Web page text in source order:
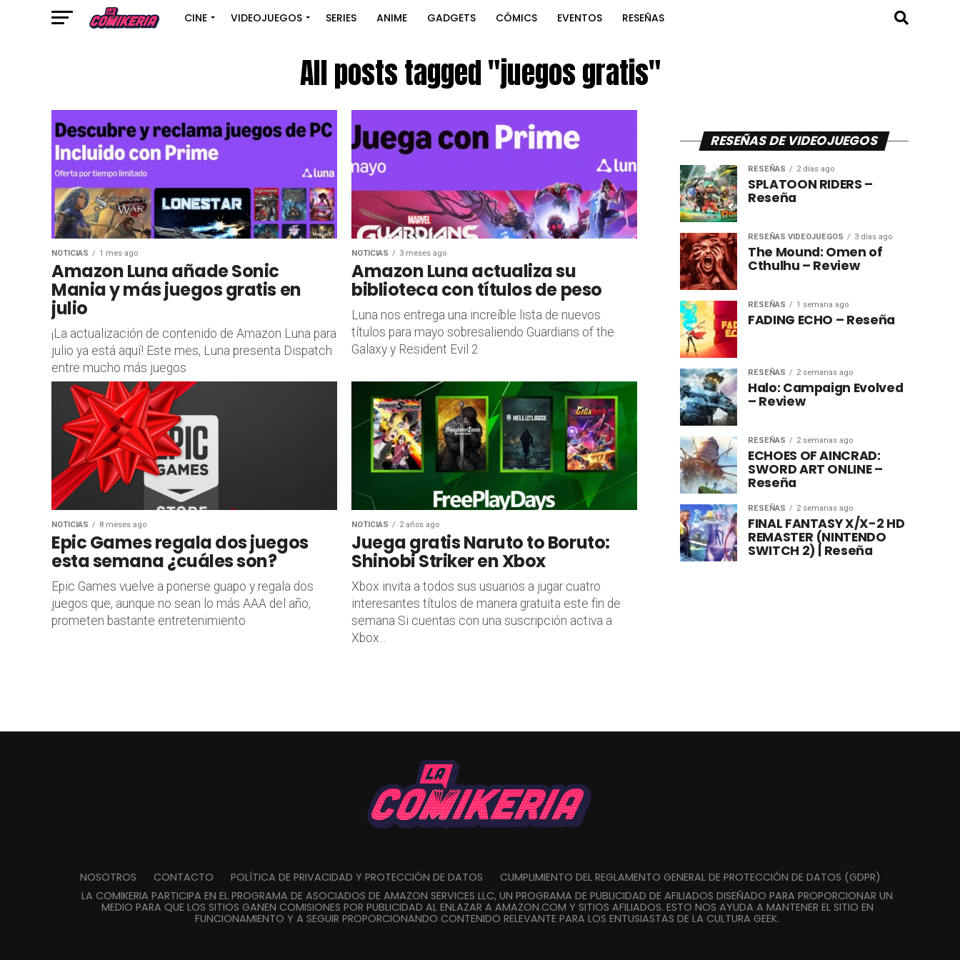
CINE VIDEOJUEGOS SERIES ANIME GADGETS CÓMICS EVENTOS RESEÑAS
All posts tagged "juegos gratis"
NOTICIAS 1 mes ago
Amazon Luna añade Sonic
Mania y más juegos gratis en
julio
¡La actualización de contenido de Amazon Luna para
julio ya está aquí! Este mes, Luna presenta Dispatch
entre mucho más juegos
NOTICIAS 3 meses ago
Amazon Luna actualiza su
biblioteca con títulos de peso
Luna nos entrega una increíble lista de nuevos
títulos para mayo sobresaliendo Guardians of the
Galaxy y Resident Evil 2
NOTICIAS 8 meses ago
Epic Games regala dos juegos
esta semana ¿cuáles son?
Epic Games vuelve a ponerse guapo y regala dos
juegos que, aunque no sean lo más AAA del año,
prometen bastante entretenimiento
NOTICIAS 2 años ago
Juega gratis Naruto to Boruto:
Shinobi Striker en Xbox
Xbox invita a todos sus usuarios a jugar cuatro
interesantes títulos de manera gratuita este fin de
semana Si cuentas con una suscripción activa a
Xbox...
RESEÑAS DE VIDEOJUEGOS
RESEÑAS 2 días ago
SPLATOON RIDERS –
Reseña
RESEÑAS VIDEOJUEGOS 3 días ago
The Mound: Omen of
Cthulhu – Review
RESEÑAS 1 semana ago
FADING ECHO – Reseña
RESEÑAS 2 semanas ago
Halo: Campaign Evolved
– Review
RESEÑAS 2 semanas ago
ECHOES OF AINCRAD:
SWORD ART ONLINE –
Reseña
RESEÑAS 2 semanas ago
FINAL FANTASY X/X-2 HD
REMASTER (NINTENDO
SWITCH 2) | Reseña
NOSOTROS CONTACTO POLÍTICA DE PRIVACIDAD Y PROTECCIÓN DE DATOS
CUMPLIMIENTO DEL REGLAMENTO GENERAL DE PROTECCIÓN DE DATOS (GDPR)
LA COMIKERIA PARTICIPA EN EL PROGRAMA DE ASOCIADOS DE AMAZON SERVICES LLC, UN PROGRAMA DE PUBLICIDAD DE AFILIADOS DISEÑADO PARA PROPORCIONAR UN
MEDIO PARA QUE LOS SITIOS GANEN COMISIONES POR PUBLICIDAD AL ENLAZAR A AMAZON.COM Y SITIOS AFILIADOS. ESTO NOS AYUDA A MANTENER EL SITIO EN
FUNCIONAMIENTO Y A SEGUIR PROPORCIONANDO CONTENIDO RELEVANTE PARA LOS ENTUSIASTAS DE LA CULTURA GEEK.